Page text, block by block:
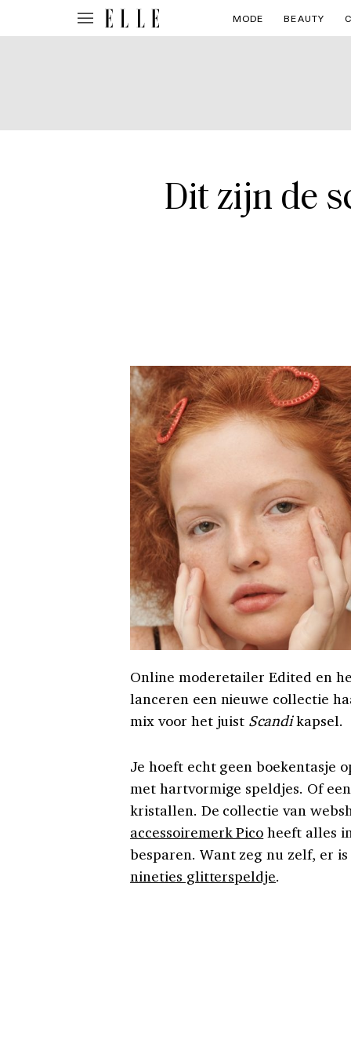
MODE BEAUTY
Dit zijn de
Online moderetailer Edited en
lanceren een nieuwe collectie
mix voor het juist Scandikapsel.
Je hoeft echt geen boekentasje
met hartvormige speldjes. Of
kristallen. De collectie van
accessoiremerk Pico heeft alles
besparen. Want zeg nu zelf, er
nineties glitterspeldje.